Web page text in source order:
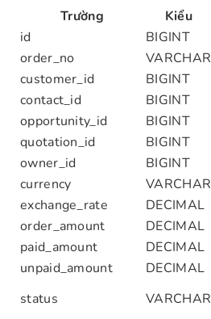
Trường
Kiểu
id
BIGINT
order_no
VARCHAR
customer_id
BIGINT
contact_id
BIGINT
opportunity_id
BIGINT
quotation_id
BIGINT
owner_id
BIGINT
currency
VARCHAR
exchange_rate
DECIMAL
order_amount
DECIMAL
paid_amount
DECIMAL
unpaid_amount
DECIMAL
status
VARCHAR